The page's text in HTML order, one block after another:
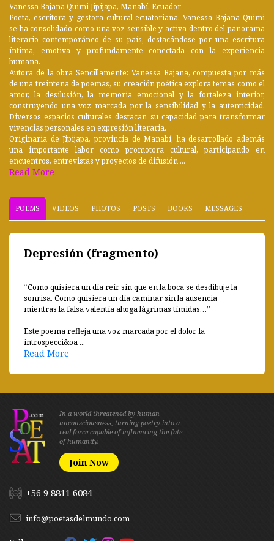
Vanessa Bajaña Quimi Jipijapa, Manabí, Ecuador
Poeta, escritora y gestora cultural ecuatoriana, Vanessa Bajaña Quimi
se ha consolidado como una voz sensible y activa dentro del panorama
literario contemporáneo de su país, destacándose por una escritura
íntima, emotiva y profundamente conectada con la experiencia
humana.
Autora de la obra Sencillamente: Vanessa Bajaña, compuesta por más
de una treintena de poemas, su creación poética explora temas como el
amor, la desilusión, la memoria emocional y la fortaleza interior,
construyendo una voz marcada por la sensibilidad y la autenticidad.
Diversos espacios culturales destacan su capacidad para transformar
vivencias personales en expresión literaria.
Originaria de Jipijapa, provincia de Manabí, ha desarrollado además
una importante labor como promotora cultural, participando en
encuentros, entrevistas y proyectos de difusión ...
Read More
POEMS VIDEOS PHOTOS POSTS BOOKS MESSAGES
Depresión (fragmento)
“Como quisiera un día reír sin que en la boca se desdibuje la
sonrisa. Como quisiera un día caminar sin la ausencia
mientras la falsa valentía ahoga lágrimas tímidas…”
Este poema refleja una voz marcada por el dolor, la
introspecci&oa ...
Read More
In a world threatened by human
unconsciousness, turning poetry into a
real force capable of influencing the fate
of humanity.
Join Now
+56 9 8811 6084
info@poetasdelmundo.com